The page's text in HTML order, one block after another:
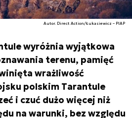
Autor. Direct Action/Łukasiewicz – PIAP
wyróżnia wyjątkowa
terenu, pamięć
wrażliwość
polskim Tarantule
i czuć dużo więcej niż
na warunki, bez względu